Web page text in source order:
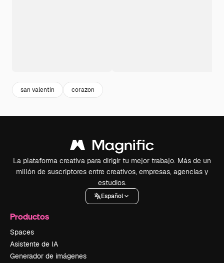
san valentin corazon
La plataforma creativa para dirigir tu mejor trabajo. Más de un
millón de suscriptores entre creativos, empresas, agencias y
estudios.
Español
Productos
Spaces
Asistente de IA
Generador de imágenes